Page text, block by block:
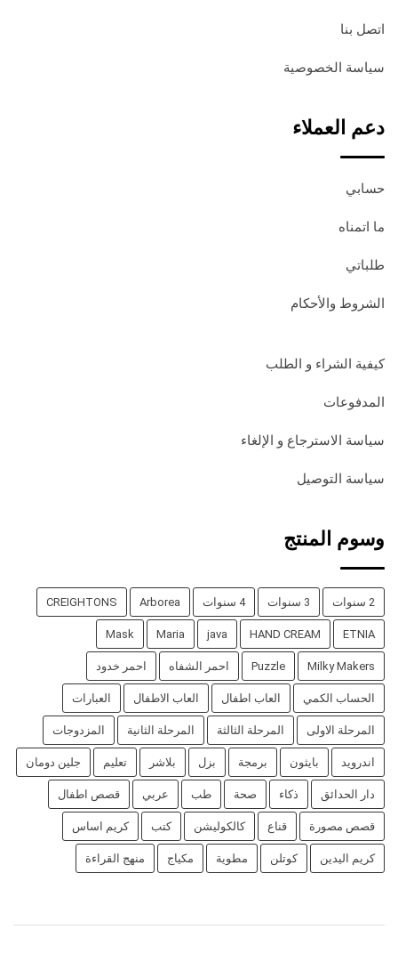
اتصل بنا
سياسة الخصوصية
دعم العملاء
حسابي
ما اتمناه
طلباتي
الشروط والأحكام
كيفية الشراء و الطلب
المدفوعات
سياسة الاسترجاع و الإلغاء
سياسة التوصيل
وسوم المنتج
2 سنوات 3 سنوات 4 سنوات Arborea
CREIGHTONS
ETNIA
HAND CREAM
java
Maria
Mask
Milky Makers
Puzzle احمر الشفاه احمر خدود
الحساب الكمي العاب اطفال العاب الاطفال العبارات
المرحلة الاولى المرحلة الثالثة المرحلة الثانية المزدوجات
اندرويد بايثون برمجة بزل بلاشر تعليم جلين دومان
دار الحدائق ذكاء صحة طب عربي قصص اطفال
قصص مصورة قناع كالكوليشن كتب كريم اساس
كريم اليدين كوتلن مطوية مكياج منهج القراءة